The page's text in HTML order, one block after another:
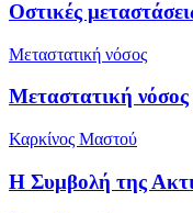
Οστικές
Μεταστατική νόσος
Μεταστατική νόσος
Καρκίνος Μαστού
Η Συμβολή της